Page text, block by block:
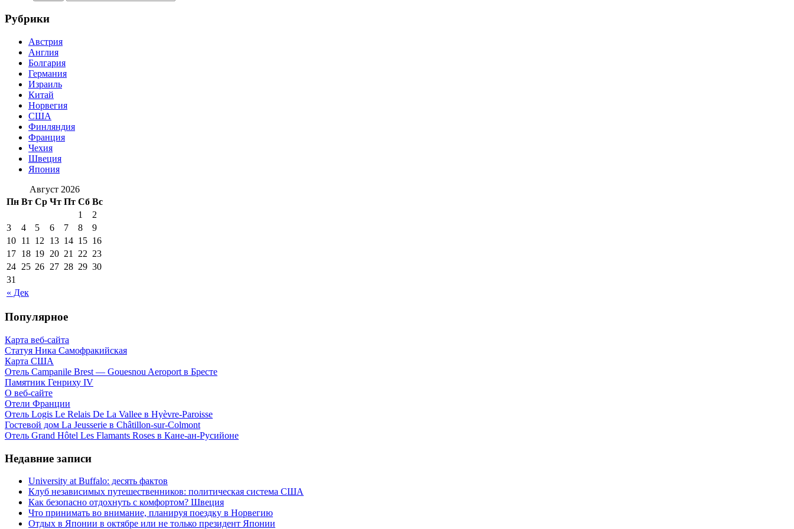
Рубрики
Австрия
Англия
Болгария
Германия
Израиль
Китай
Норвегия
США
Финляндия
Франция
Чехия
Швеция
Япония
Август 2026
Пн Вт Ср Чт Пт Сб Вс
« Дек
1
2
3
4 5 6 7 8
9
10 11 12 13 14 15 16
17 18 19 20 21 22 23
24 25 26 27 28 29 30
31
Популярное
Карта веб-сайта
Статуя Ника Самофракийская
Карта США
Отель Campanile Brest — Gouesnou Aeroport в Бресте
Памятник Генриху IV
О веб-сайте
Отели Франции
Отель Logis Le Relais De La Vallee в Hyèvre-Paroisse
Гостевой дом La Jeusserie в Châtillon-sur-Colmont
Отель Grand Hôtel Les Flamants Roses в Кане-ан-Русийоне
Недавние записи
University at Buffalo: десять фактов
Клуб независимых путешественников: политическая система США
Как безопасно отдохнуть с комфортом? Швеция
Что принимать во внимание, планируя поездку в Норвегию
Отдых в Японии в октябре или не только президент Японии